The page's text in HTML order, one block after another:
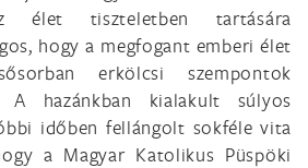
élet tiszteletben tartására
hogy a megfogant emberi élet
erkölcsi szempontok
A hazánkban kialakult súlyos
időben fellángolt sokféle vita
a Magyar Katolikus Püspöki